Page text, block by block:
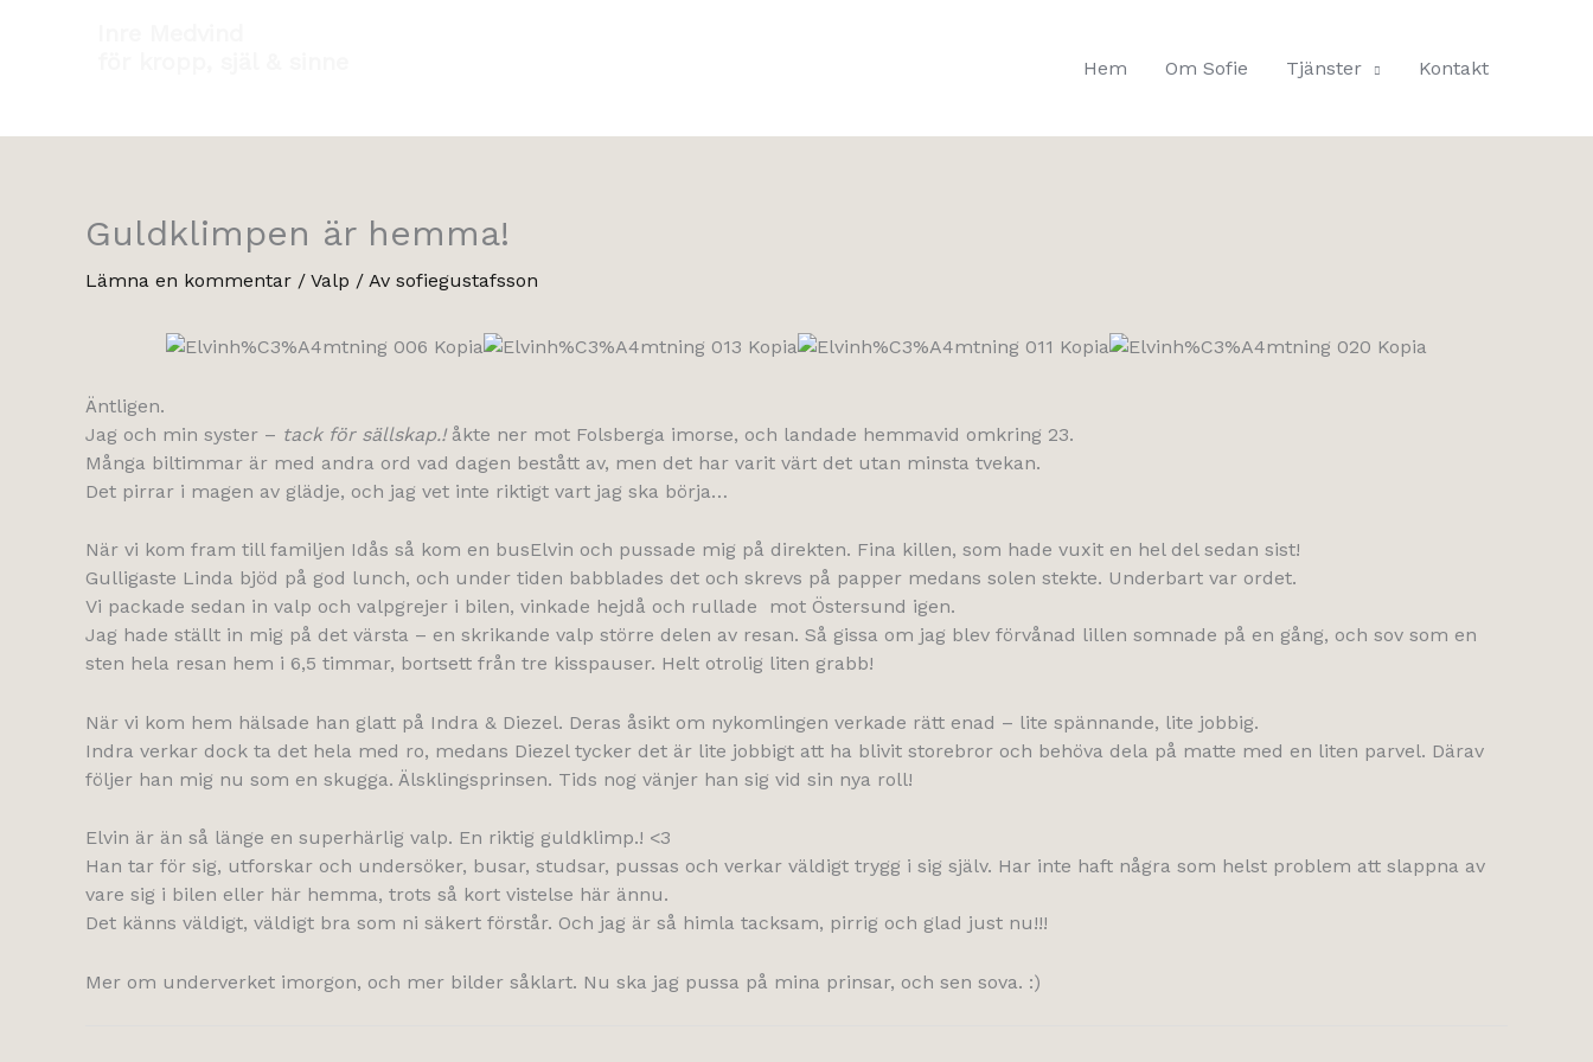
Hem Om Sofie Tjänster Kontakt
Guldklimpen är hemma!
Lämna en kommentar / Valp / Av sofiegustafsson
Äntligen.
Jag och min syster – tack för sällskap.! åkte ner mot Folsberga imorse, och landade hemmavid omkring 23.
Många biltimmar är med andra ord vad dagen bestått av, men det har varit värt det utan minsta tvekan.
Det pirrar i magen av glädje, och jag vet inte riktigt vart jag ska börja…
När vi kom fram till familjen Idås så kom en busElvin och pussade mig på direkten. Fina killen, som hade vuxit en hel del sedan sist!
Gulligaste Linda bjöd på god lunch, och under tiden babblades det och skrevs på papper medans solen stekte. Underbart var ordet.
Vi packade sedan in valp och valpgrejer i bilen, vinkade hejdå och rullade mot Östersund igen.
Jag hade ställt in mig på det värsta – en skrikande valp större delen av resan. Så gissa om jag blev förvånad lillen somnade på en gång, och sov som en
sten hela resan hem i 6,5 timmar, bortsett från tre kisspauser. Helt otrolig liten grabb!
När vi kom hem hälsade han glatt på Indra & Diezel. Deras åsikt om nykomlingen verkade rätt enad – lite spännande, lite jobbig.
Indra verkar dock ta det hela med ro, medans Diezel tycker det är lite jobbigt att ha blivit storebror och behöva dela på matte med en liten parvel. Därav
följer han mig nu som en skugga. Älsklingsprinsen. Tids nog vänjer han sig vid sin nya roll!
Elvin är än så länge en superhärlig valp. En riktig guldklimp.! <3
Han tar för sig, utforskar och undersöker, busar, studsar, pussas och verkar väldigt trygg i sig själv. Har inte haft några som helst problem att slappna av
vare sig i bilen eller här hemma, trots så kort vistelse här ännu.
Det känns väldigt, väldigt bra som ni säkert förstår. Och jag är så himla tacksam, pirrig och glad just nu!!!
Mer om underverket imorgon, och mer bilder såklart. Nu ska jag pussa på mina prinsar, och sen sova. :)